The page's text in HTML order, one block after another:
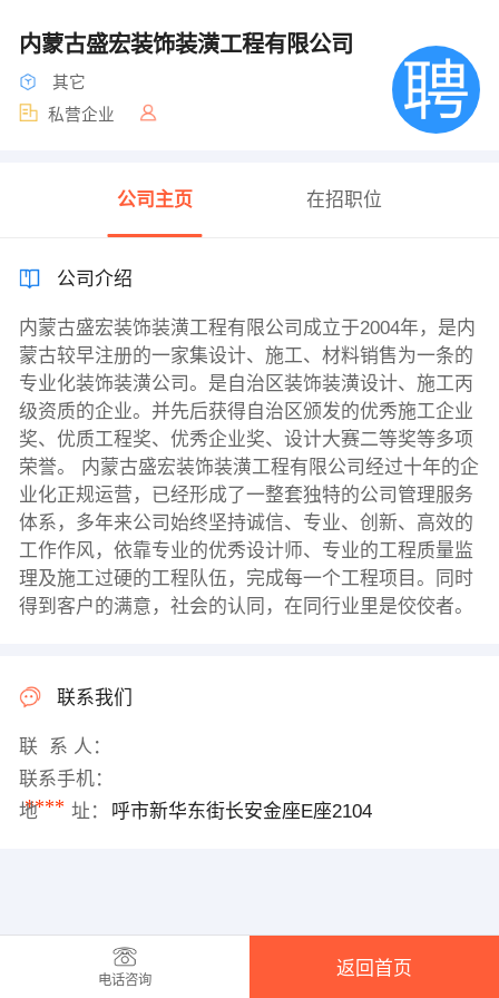
内蒙古盛宏装饰装潢工程有限公司
其它
私营企业
公司主页 在招职位
公司介绍
内蒙古盛宏装饰装潢工程有限公司成立于2004年，是内
蒙古较早注册的一家集设计、施工、材料销售为一条的
专业化装饰装潢公司。是自治区装饰装潢设计、施工丙
级资质的企业。并先后获得自治区颁发的优秀施工企业
奖、优质工程奖、优秀企业奖、设计大赛二等奖等多项
荣誉。 内蒙古盛宏装饰装潢工程有限公司经过十年的企
业化正规运营，已经形成了一整套独特的公司管理服务
体系，多年来公司始终坚持诚信、专业、创新、高效的
工作作风，依靠专业的优秀设计师、专业的工程质量监
理及施工过硬的工程队伍，完成每一个工程项目。同时
得到客户的满意，社会的认同，在同行业里是佼佼者。
联系我们
联 系 人：
联系手机：
****
地 址： 呼市新华东街长安金座E座2104
电话咨询
返回首页